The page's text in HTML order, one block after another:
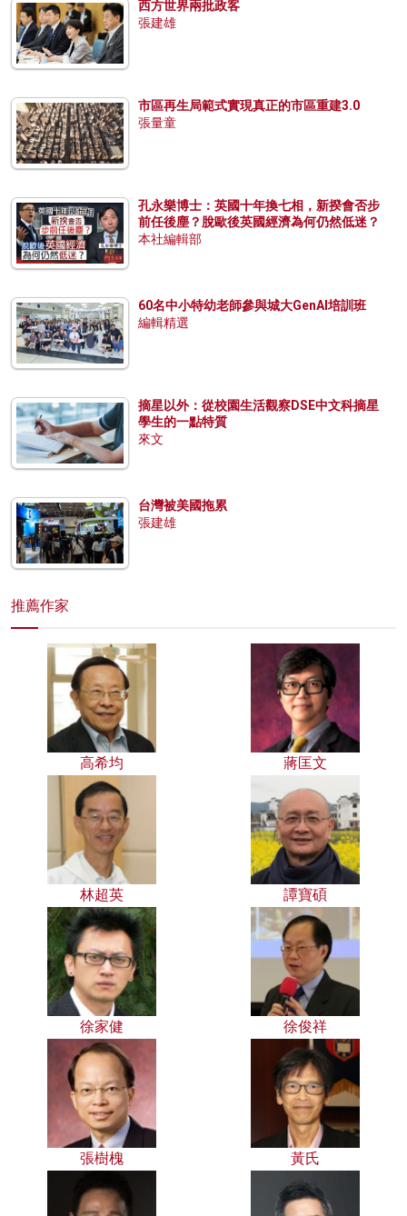
西方世界兩批政客
張建雄
市區再生局範式實現真正的市區重建3.0
張量童
孔永樂博士：英國十年換七相，新揆會否步
前任後塵？脫歐後英國經濟為何仍然低迷？
本社編輯部
60名中小特幼老師參與城大GenAI培訓班
編輯精選
摘星以外：從校園生活觀察DSE中文科摘星
學生的一點特質
來文
台灣被美國拖累
張建雄
推薦作家
高希均 蔣匡文
林超英 譚寶碩
徐家健 徐俊祥
張樹槐 黃氏